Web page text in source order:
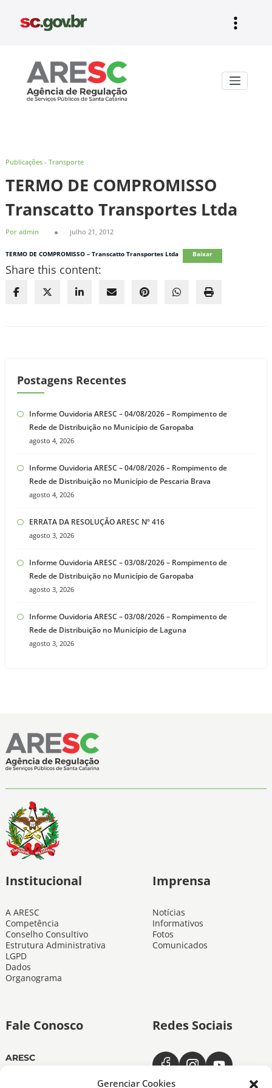
Gerenciar Cookies
Publicações - Transporte
TERMO DE COMPROMISSO
Transcatto Transportes Ltda
Por admin julho 21, 2012
TERMO DE COMPROMISSO – Transcatto Transportes Ltda Baixar
Share this content:
Postagens Recentes
Informe Ouvidoria ARESC – 04/08/2026 – Rompimento de
Rede de Distribuição no Município de Garopaba
agosto 4, 2026
Informe Ouvidoria ARESC – 04/08/2026 – Rompimento de
Rede de Distribuição no Município de Pescaria Brava
agosto 4, 2026
ERRATA DA RESOLUÇÃO ARESC Nº 416
agosto 3, 2026
Informe Ouvidoria ARESC – 03/08/2026 – Rompimento de
Rede de Distribuição no Município de Garopaba
agosto 3, 2026
Informe Ouvidoria ARESC – 03/08/2026 – Rompimento de
Rede de Distribuição no Município de Laguna
agosto 3, 2026
Institucional
A ARESC
Competência
Conselho Consultivo
Estrutura Administrativa
LGPD
Dados
Organograma
Imprensa
Notícias
Informativos
Fotos
Comunicados
Fale Conosco
ARESC
Redes Sociais